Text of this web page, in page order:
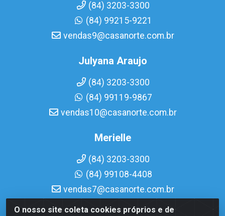
O nosso site coleta cookies próprios e de
(84) 3203-3300
(84) 99215-9221
vendas9@casanorte.com.br
Julyana Araujo
(84) 3203-3300
(84) 99119-9867
vendas10@casanorte.com.br
Merielle
(84) 3203-3300
(84) 99108-4408
vendas7@casanorte.com.br